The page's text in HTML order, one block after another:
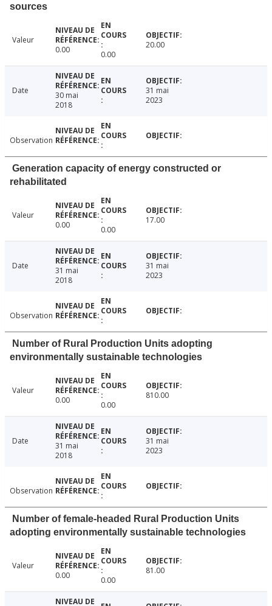
sources
Valeur
0.00
0.00
20.00
Date
30 mai
2018
31 mai
2023
Observation
Generation capacity of energy constructed or
rehabilitated
Valeur
0.00
0.00
17.00
Date
31 mai
2018
31 mai
2023
Observation
Number of Rural Production Units adopting
environmentally sustainable technologies
Valeur
0.00
0.00
810.00
Date
31 mai
2018
31 mai
2023
Observation
Number of female-headed Rural Production Units
adopting environmentally sustainable technologies
Valeur
0.00
0.00
81.00